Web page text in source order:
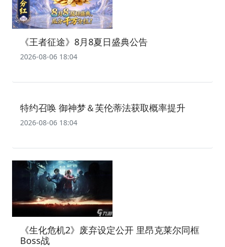
《王者征途》8月8夏日盛典公告
2026-08-06 18:04
特约召唤 御神梦＆芙伦蒂法获取概率提升
2026-08-06 18:04
《生化危机2》废弃设定公开 里昂克莱尔同框
Boss战